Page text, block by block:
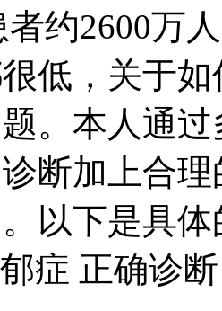
者约2600万
低，关于
。本人通
断加上合
以下是具
症 正确诊